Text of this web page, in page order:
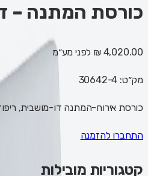
כורסת המתנה –
4,020.00 ₪ לפני מע״מ
מק״ט: 30642-4
כורסת אירוח-המתנה דו-מושבית,
התחברו להזמנה
קטגוריות מובילות